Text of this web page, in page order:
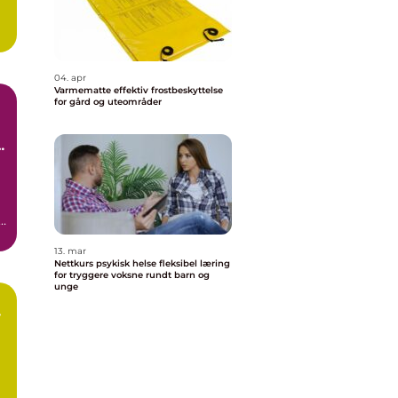
04. apr
Varmematte effektiv frostbeskyttelse
for gård og uteområder
13. mar
Nettkurs psykisk helse fleksibel læring
for tryggere voksne rundt barn og
unge